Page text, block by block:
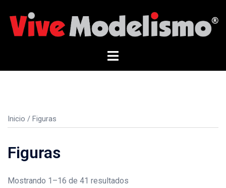
contenido
Alternar
Inicio / Figuras
Figuras
Mostrando 1–16 de 41 resultados